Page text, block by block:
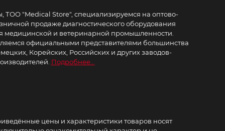
ТОО "Medical Store", специализируемся на оптово-
продаже диагностического оборудования
медицинской и ветеринарной промышленности.
официальными представителями большинства
Корейских, Российских и других заводов-
Подробнее...
цены и характеристики товаров носят